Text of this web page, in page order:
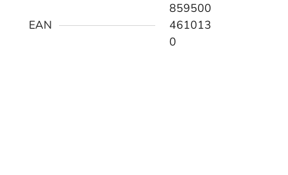
EAN
859500
461013
0